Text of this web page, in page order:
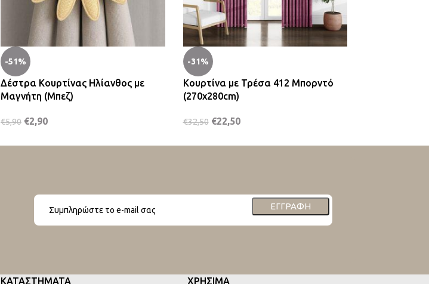
-51%
Δέστρα Κουρτίνας Ηλίανθος με
Μαγνήτη (Μπεζ)
€5,90 €2,90
-31%
Κουρτίνα με Τρέσα 412 Μπορντό
(270x280cm)
€32,50 €22,50
ΕΓΓΡΑΦΉ
ΚΑΤΑΣΤΗΜΑΤΑ ΧΡΗΣΙΜΑ